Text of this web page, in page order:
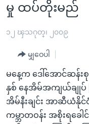
Link
များ
အကြောင်းအရာ
ကျော်
ကမ္ဘာ့သတင်းများ
အစ္စရေး-ပါလက်စတိုင်း
ရပ်ဝန်းတခု လမ်းတခု
အင်္ဂလိပ်စာလေ့လာမယ်
အမေရိကန်သုံးအီဒီယံ
မကြေးမုံရဲ့ အင်္ဂလိပ်စာ
အပတ်စဉ်ကဏ္ဍများ
ရေဒီယို
ရေဒီယိုနှင့်ရုပ်သံ အချ
မှု ထပ်တိုးမည်
၁၂ ၾသဂုတ္၊ ၂၀၀၉
မျှဝေပါ
မနေ့က ဒေါ်အောင်ဆန်း
နှစ် နေအိမ်အကျယ်ချုပ်
အိမ်နီးချင်း အာဆီယံနိုင်
ကမ္ဘာတဝန်း အစိုးရခေ